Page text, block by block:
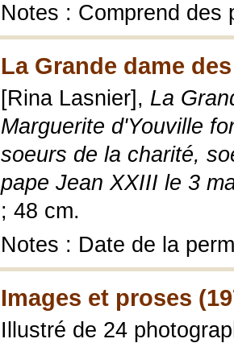
Notes : Comprend des
La Grande dame
[Rina Lasnier], La
Marguerite d'Youville
soeurs de la charité,
pape Jean XXIII le 3
; 48 cm.
Notes : Date de la
Images et proses
Illustré de 24